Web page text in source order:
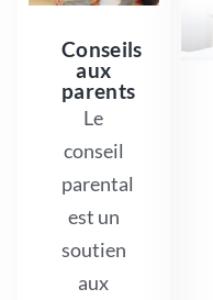
Conseils
aux
parents
Le
conseil
parental
est un
soutien
aux